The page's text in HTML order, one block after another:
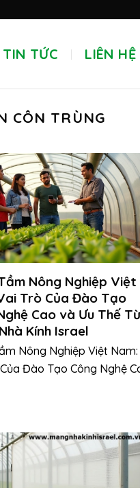
TIN TỨC LIÊN HỆ
CÔN TRÙNG
Nông Nghiệp Việt
Trò Của Đào Tạo
Cao và Ưu Thế Từ
Kính Israel
Nông Nghiệp Việt Nam:
Đào Tạo Công Nghệ